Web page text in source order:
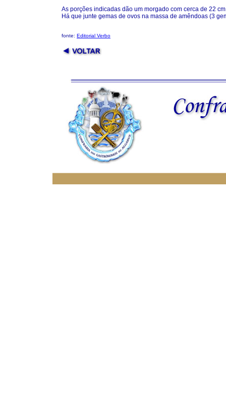
As porções indicadas dão um morgado com cerca de 22
Há que junte gemas de ovos na massa de amêndoas (3
fonte: Editorial Verbo